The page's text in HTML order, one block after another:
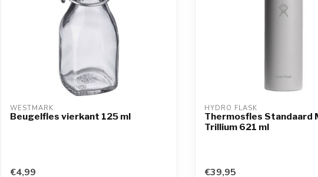
WESTMARK
Beugelfles vierkant 125 ml
€4,99
HYDRO FLASK
Thermosfles Standaard
Trillium 621 ml
€39,95